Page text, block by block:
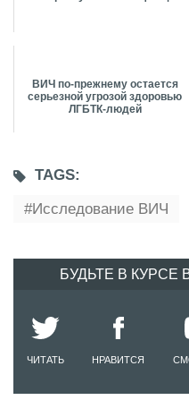
ВИЧ по-прежнему остается
серьезной угрозой здоровью
ЛГБТК-людей
TAGS:
Исследование ВИЧ
БУДЬТЕ В
ЧИТАТЬ НРАВИТСЯ